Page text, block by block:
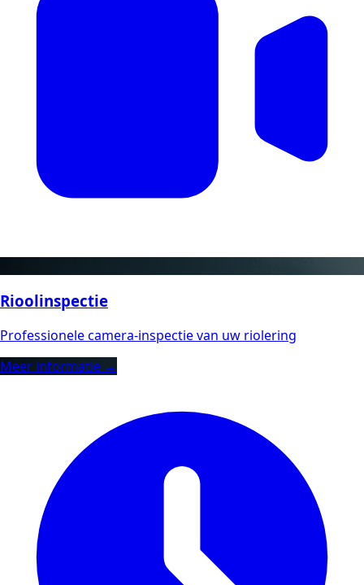
Rioolinspectie
Professionele camera-inspectie van uw riolering
Meer informatie →